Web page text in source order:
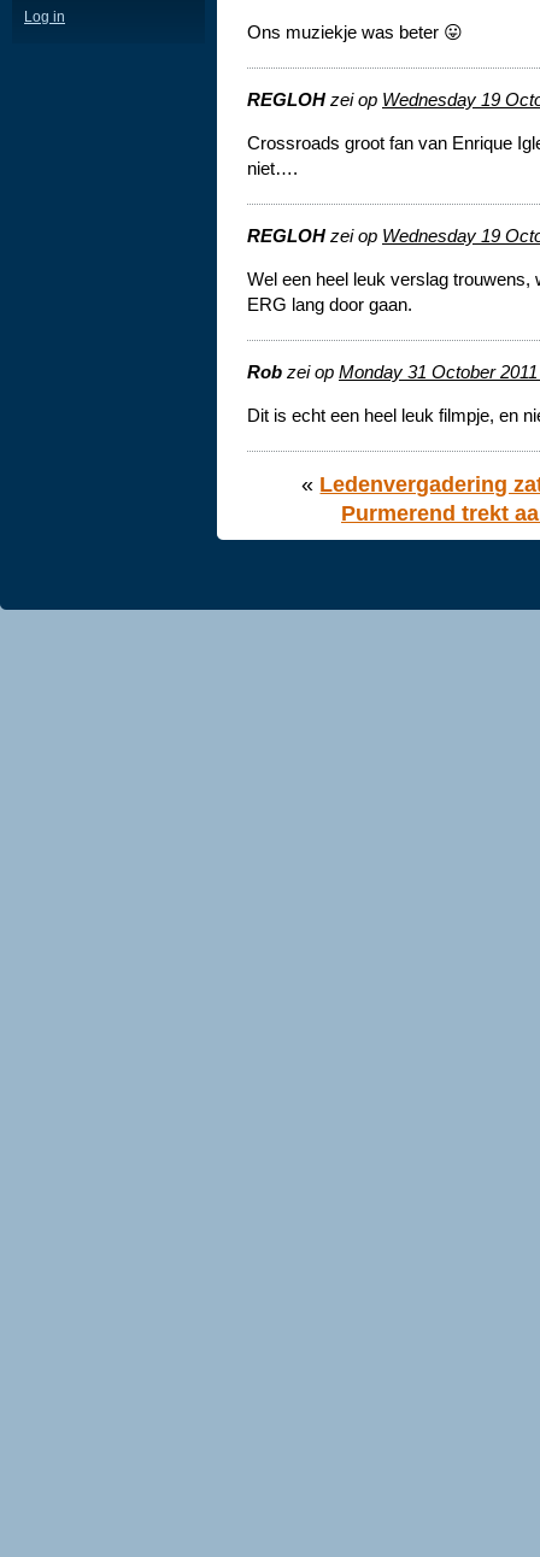
Log in
Ons muziekje was beter 😛
REGLOH zei op Wednesday 19
Crossroads groot fan van Enrique
niet….
REGLOH zei op Wednesday 19
Wel een heel leuk verslag
ERG lang door gaan.
Rob zei op Monday 31 October
Dit is echt een heel leuk filmpje, en
« Ledenvergadering
Purmerend trekt